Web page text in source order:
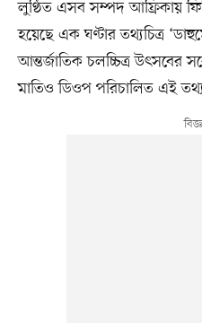
লুণ্ঠিত এসব সম্পদ আফ্রিকায়
হয়েছে এক ঘণ্টার তথ্যচিত্র
আন্তর্জাতিক চলচ্চিত্র উৎসবের
মাতিও ডিওপ পরিচালিত এই